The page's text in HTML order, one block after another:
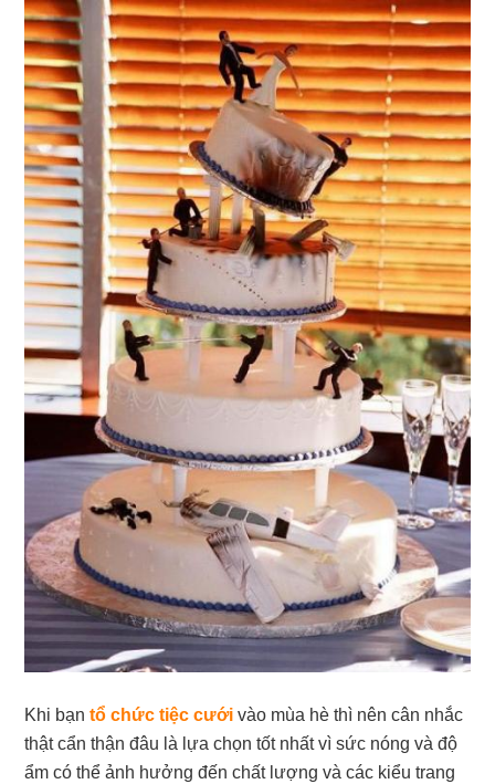
Khi bạntổ chức tiệc cưới vào mùa hè thì nên cân nhắc
thật cẩn thận đâu là lựa chọn tốt nhất vì sức nóng và độ
ẩm có thể ảnh hưởng đến chất lượng và các kiểu trang